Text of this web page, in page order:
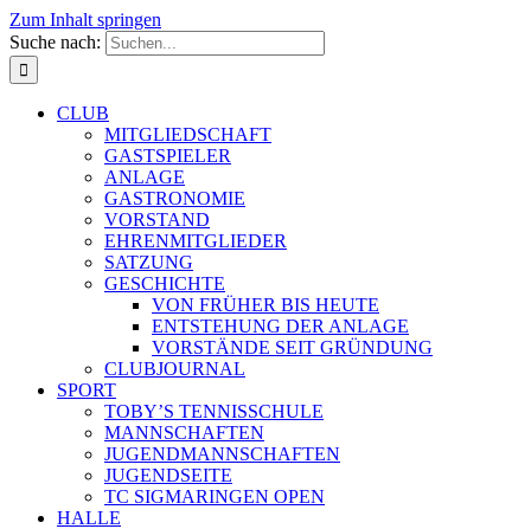
Zum Inhalt springen
Suche nach:
CLUB
MITGLIEDSCHAFT
GASTSPIELER
ANLAGE
GASTRONOMIE
VORSTAND
EHRENMITGLIEDER
SATZUNG
GESCHICHTE
VON FRÜHER BIS HEUTE
ENTSTEHUNG DER ANLAGE
VORSTÄNDE SEIT GRÜNDUNG
CLUBJOURNAL
SPORT
TOBY’S TENNISSCHULE
MANNSCHAFTEN
JUGENDMANNSCHAFTEN
JUGENDSEITE
TC SIGMARINGEN OPEN
HALLE